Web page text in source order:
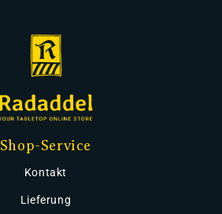
Shop-Service
Kontakt
Lieferung